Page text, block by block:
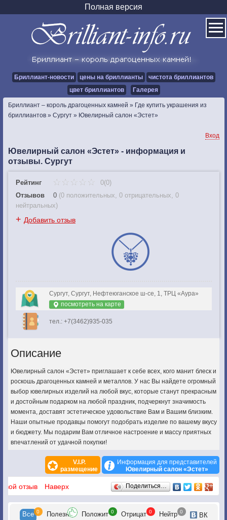
Полная версия
Бриллиант-новости цены на бриллианты
чистота бриллиантов
цвет бриллиантов
Галерея
Бриллиант – король драгоценных камней » Где купить украшения из
бриллиантов » Сургут » Ювелирный салон «Эстет»
Вход
Ювелирный салон «Эстет» - информация и
отзывы. Сургут
Рейтинг
0(0)
Отзывов
0 (0 положительных, 0 отрицательных, 0
нейтральных)
+ Добавить отзыв
Сургут, Сургут, Нефтеюганское ш-се, 1, ТРЦ «Аура»
посмотреть на карте
тел.: +7(3462)935-035
Описание
Ювелирный салон «Эстет» приглашает к себе всех, кого манит блеск и
роскошь драгоценных камней и металлов. У нас Вы найдете огромный
выбор ювелирных изделий на любой вкус, которые станут прекрасным
и достойным подарком на любой праздник, подчеркнут значимость
момента, доставят эстетическое удовольствие Вам и Вашим близким.
Наши опытные продавцы помогут подобрать изделие по вашему вкусу
и бюджету. Мы подарим Вам отличное настроение и массу приятных
впечатлений от удачной покупки!
V.I.P.
размещение
Информация для представителей
Ювелирный салон «Эстет»
Отзывы
отзыв Наверх Поделиться…
Все 0 Полезн Положит 0 Отрицат 0 Нейтр 0 ВК